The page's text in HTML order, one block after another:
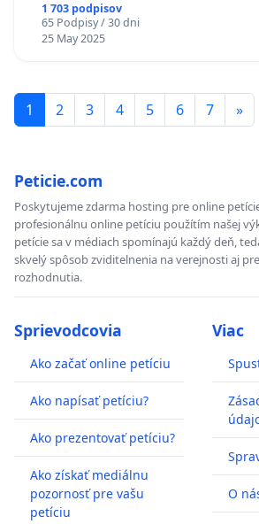
1 703 podpisov
65 Podpisy / 30 dni
25 May 2025
1 2 3 4 5 6 7 »
Peticie.com
Poskytujeme zdarma hosting pre online
profesionálnu online petíciu použítím našej
petície sa v médiach spomínajú každý deň,
skvelý spôsob zviditelnenia na verejnosti aj
rozhodnutia.
Sprievodcovia
Ako začať online petíciu
Ako napísať petíciu?
Ako prezentovať petíciu?
Ako získať mediálnu
pozornosť pre vašu
petíciu
Viac
O